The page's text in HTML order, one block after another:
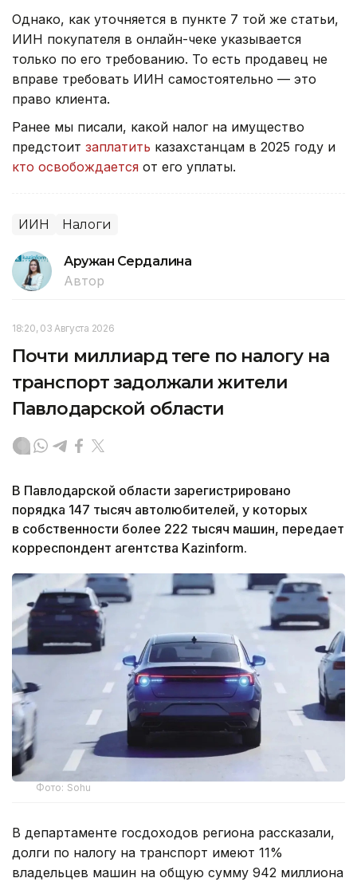
Однако, как уточняется в пункте 7 той же статьи,
ИИН покупателя в онлайн-чеке указывается
только по его требованию. То есть продавец не
вправе требовать ИИН самостоятельно — это
право клиента.
Ранее мы писали, какой налог на имущество
предстоит заплатить казахстанцам в 2025 году и
кто освобождается от его уплаты.
ИИН Налоги
Аружан Сердалина
Автор
18:20, 03 Августа 2026
Почти миллиард теңге по налогу на
транспорт задолжали жители
Павлодарской области
В Павлодарской области зарегистрировано
порядка 147 тысяч автолюбителей, у которых
в собственности более 222 тысяч машин, передает
корреспондент агентства Kazinform.
Фото: Sohu
В департаменте госдоходов региона рассказали,
долги по налогу на транспорт имеют 11%
владельцев машин на общую сумму 942 миллиона